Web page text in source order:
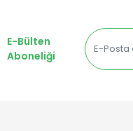
E-Bülten
Aboneliği